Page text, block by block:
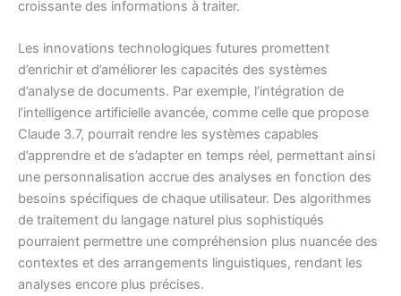
croissante des informations à traiter.
Les innovations technologiques futures promettent
d’enrichir et d’améliorer les capacités des systèmes
d’analyse de documents. Par exemple, l’intégration de
l’intelligence artificielle avancée, comme celle que propose
Claude 3.7, pourrait rendre les systèmes capables
d’apprendre et de s’adapter en temps réel, permettant ainsi
une personnalisation accrue des analyses en fonction des
besoins spécifiques de chaque utilisateur. Des algorithmes
de traitement du langage naturel plus sophistiqués
pourraient permettre une compréhension plus nuancée des
contextes et des arrangements linguistiques, rendant les
analyses encore plus précises.